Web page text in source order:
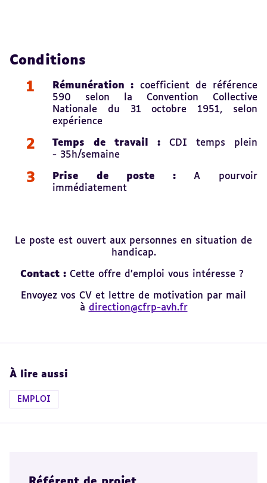
Conditions
Rémunération : coefficient de référence
590 selon la Convention Collective
Nationale du 31 octobre 1951, selon
expérience
Temps de travail :
CDI temps plein
- 35h/semaine
Prise de poste :A pourvoir
immédiatement
Le poste est ouvert aux personnes en situation de
handicap.
Contact :Cette offre d’emploi vous intéresse ?
Envoyez vos CV et lettre de motivation par mail
à direction@cfrp-avh.fr
À lire aussi
EMPLOI